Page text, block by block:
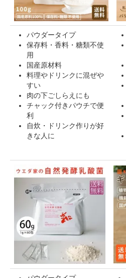
パウダータイプ
保存料・香料・糖類不使
用
国産原材料
料理やドリンクに混ぜや
すい
肉の下ごしらえにも
チャック付きパウチで便
利
自炊・ドリンク作りが好
きな人に